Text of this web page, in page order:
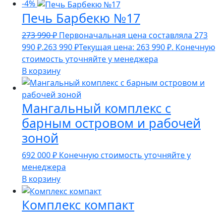
-4%
Печь Барбекю №17
273 990₽ Первоначальная цена составляла 273
990 ₽.263 990₽Текущая цена: 263 990 ₽. Конечную
стоимость уточняйте у менеджера
В корзину
Мангальный комплекс с
барным островом и рабочей
зоной
692 000₽ Конечную стоимость уточняйте у
менеджера
В корзину
Комплекс компакт